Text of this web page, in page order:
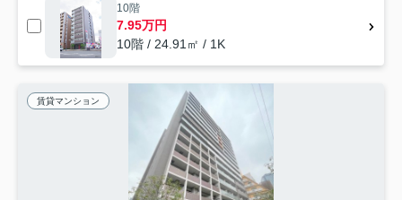
10階
7.95万円
10階 / 24.91㎡ / 1K
賃貸マンション